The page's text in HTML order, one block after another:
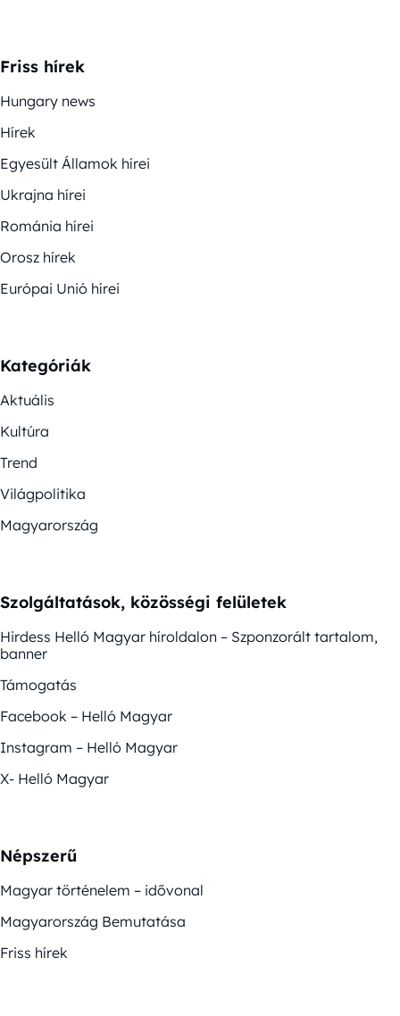
Friss hírek
Hungary news
Hírek
Egyesült Államok hírei
Ukrajna hírei
Románia hírei
Orosz hírek
Európai Unió hírei
Kategóriák
Aktuális
Kultúra
Trend
Világpolitika
Magyarország
Szolgáltatások, közösségi felületek
Hirdess Helló Magyar híroldalon – Szponzorált tartalom,
banner
Támogatás
Facebook – Helló Magyar
Instagram – Helló Magyar
X- Helló Magyar
Népszerű
Magyar történelem – idővonal
Magyarország Bemutatása
Friss hírek